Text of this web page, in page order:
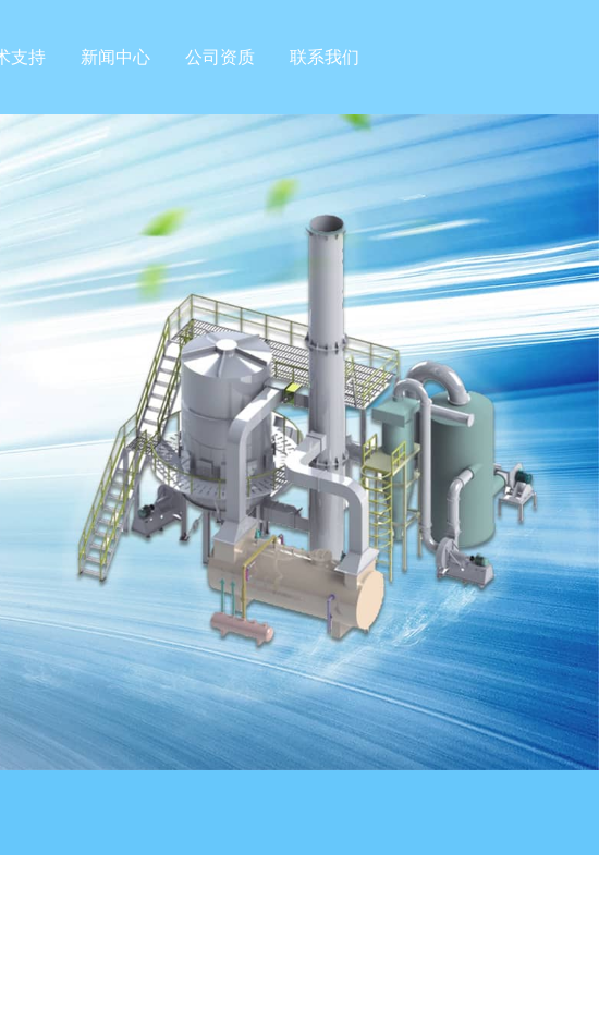
支持 新闻中心 公司资质 联系我们